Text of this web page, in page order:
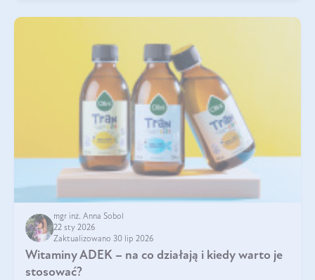
mgr inż. Anna Sobol
22 sty 2026
Zaktualizowano 30 lip 2026
Witaminy ADEK – na co działają i kiedy warto je
stosować?